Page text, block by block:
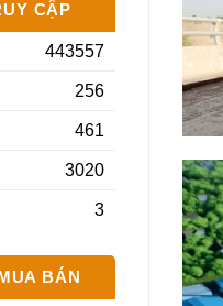
CẬP
443557
256
461
3020
3
BÁN
Trình
chơi